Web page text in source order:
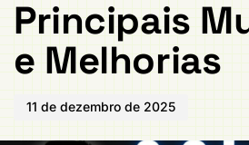
Principais
e Melhorias
11 de dezembro de 2025